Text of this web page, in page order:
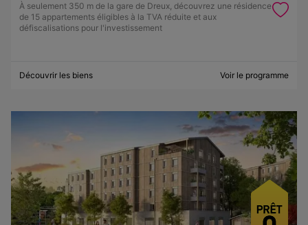
À seulement 350 m de la gare de Dreux, découvrez une résidence
de 15 appartements éligibles à la TVA réduite et aux
défiscalisations pour l'investissement
Découvrir les biens Voir le programme